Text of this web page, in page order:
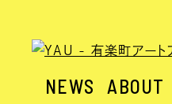
NEWS ABOUT